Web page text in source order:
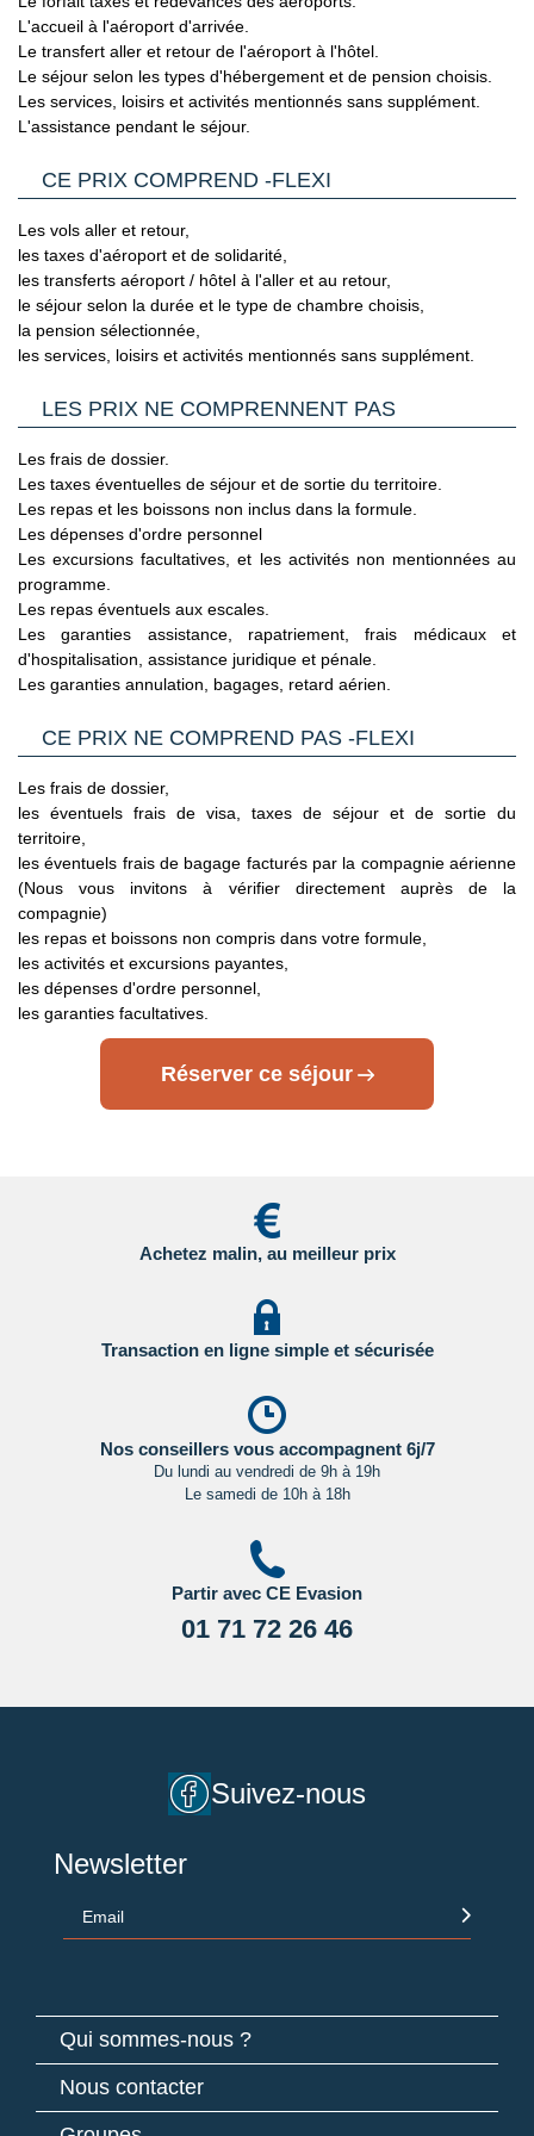
Votre séjour est assuré par le tour opérateur suivant :
Plein Vent
privilégier l'usage d'un passeport valide plutôt qu'une
carte d'identité dont la validité est dépassée. En cas de
panne de légitimité avec la carte d'identité, il est
recommandé de se munir d'une notice multilingue
expliquant ces règles.
(Source France Diplomatie le 30/06/26)
2/ GENERALITES
Passeport & Carte Nationale d'Identité : Le passeport doit
être en bon état. Tout voyageur utilisant une pièce d'identité
déclarée volée ou perdue se verra refusé l'accès au pays de
destination.
certains cas que le site du ministère de l'Europe et des
d'Union Européenne ou de l'Espace Schengen, une Carte
Nationale d'Identité française expirée peut être tolérée. En
pratique, les compagnies aériennes ne la tolèrent jamais.
C’est pourquoi il est impératif de privilégier un passeport
valide à une Carte Nationale d'Identité expirée, même dans
le cas où cette dernière est considérée par les autorités
Voyageurs mineurs voyageant seul: les formalités à
Cliquant ici.
Transit par la Grande Bretagne, les Etat-Unis et le Canada
des formalités spécifiques s'appliquent.
consulter les sites ci-dessous pour plus d’information :
- Grande Bretagne : sur le site du gouvernement britannique
en
Cliquant ici.
- Etats Unis : sur le site du Service Public en
Cliquant ici.
Pour les passagers binationaux ou de nationalité étrangère
il est préférable de vous rapprocher du consulat ou de
l’ambassade du pays de destination et de transit.
Important :Les formalités administratives et sanitaires étant
susceptibles de changer entre votre réservation et votre
départ, nous vous recommandons vivement de consulter
régulièrement le site du ministère des affaires étrangères en
Cliquant ici.
L'accueil à l'aéroport d'arrivée.
Le transfert aller et retour de l'aéroport à l'hôtel.
Le séjour selon les types d'hébergement et de pension choisis.
Les services, loisirs et activités mentionnés sans supplément.
L'assistance pendant le séjour.
CE PRIX COMPREND -FLEXI
Les vols aller et retour,
les taxes d'aéroport et de solidarité,
les transferts aéroport / hôtel à l'aller et au retour,
le séjour selon la durée et le type de chambre choisis,
la pension sélectionnée,
les services, loisirs et activités mentionnés sans supplément.
LES PRIX NE COMPRENNENT PAS
Les frais de dossier.
Les taxes éventuelles de séjour et de sortie du territoire.
Les repas et les boissons non inclus dans la formule.
Les dépenses d'ordre personnel
Les excursions facultatives, et les activités non mentionnées au
programme.
Les repas éventuels aux escales.
Les garanties assistance, rapatriement, frais médicaux et
d'hospitalisation, assistance juridique et pénale.
Les garanties annulation, bagages, retard aérien.
CE PRIX NE COMPREND PAS -FLEXI
Les frais de dossier,
les éventuels frais de visa, taxes de séjour et de sortie du
territoire,
les éventuels frais de bagage facturés par la compagnie aérienne
(Nous vous invitons à vérifier directement auprès de la
compagnie)
les repas et boissons non compris dans votre formule,
les activités et excursions payantes,
les dépenses d'ordre personnel,
les garanties facultatives.
Réserver ce séjour
Achetez malin, au meilleur prix
Transaction en ligne simple et sécurisée
Nos conseillers vous accompagnent 6j/7
Du lundi au vendredi de 9h à 19h
Le samedi de 10h à 18h
Partir avec CE Evasion
01 71 72 26 46
Suivez-nous
Newsletter
Email
Qui sommes-nous ?
Nous contacter